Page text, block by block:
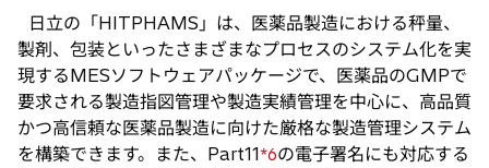
日立の「HITPHAMS」は、医薬品製造における秤量、
製剤、包装といったさまざまなプロセスのシステム化を実
現するMESソフトウェアパッケージで、医薬品のGMPで
要求される製造指図管理や製造実績管理を中心に、高品質
かつ高信頼な医薬品製造に向けた厳格な製造管理システム
を構築できます。また、Part11*6の電子署名にも対応する